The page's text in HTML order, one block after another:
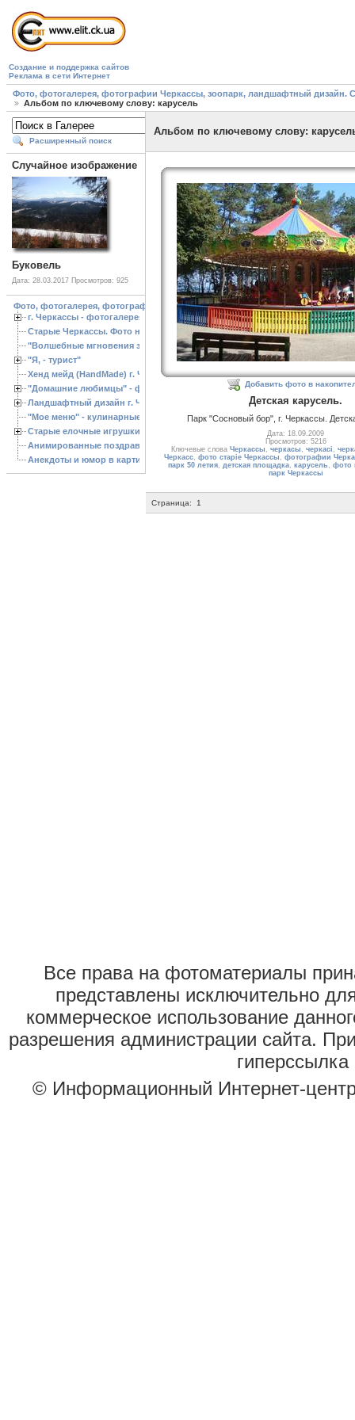
Создание и поддержка сайтов
Реклама в сети Интернет
Фото, фотогалерея, фотографии Черкассы, зоопарк, ландшафтный дизайн.
Альбом по ключевому слову: карусель
Расширенный поиск
Случайное изображение
Буковель
Дата: 28.03.2017 Просмотров: 925
Фото, фотогалерея, фотографии Черкассы, зоопарк, ландшафтный дизайн.
г. Черкассы - фотогалерея
Старые Черкассы. Фото начало ХХ ст.
"Волшебные мгновения зимы"
"Я, - турист"
Хенд мейд (HandMade) г. Черкассы, - изделия ручной работы
"Домашние любимцы" - фото
Ландшафтный дизайн г. Черкассы
"Мое меню" - кулинарные рецепты
Старые елочные игрушки
Анимированные поздравления с Новым 2013 годом
Анекдоты и юмор в картинках
Альбом по ключевому слову:
Добавить фото в
Детская карусель.
Парк "Сосновый бор", г. Черкассы.
Дата: 18.09.2009
Просмотров: 5216
Ключевые слова Черкассы , черкасы , черкасі ,
Черкасс, фото старіе Черкассы , фотографии
парк 50 летия, детская площадка, карусель , фото
парк Черкассы
Страница: 1
Все права на фотоматериалы
представлены исключительно
коммерческое использование
разрешения администрации сайта.
гиперссылка
© Информационный Интернет-